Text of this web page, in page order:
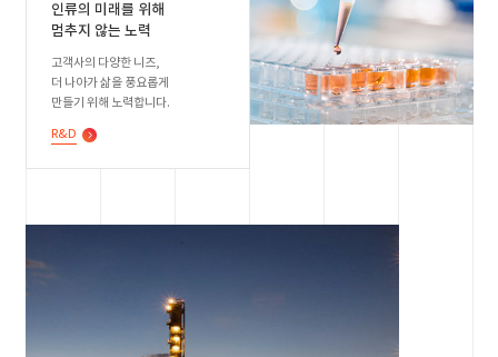
인류의 미래를 위해
멈추지 않는 노력
고객사의 다양한 니즈,
더 나아가 삶을 풍요롭게
만들기 위해 노력합니다.
R&D